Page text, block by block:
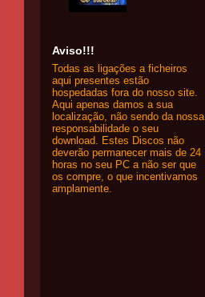
Aviso!!!
Todas as ligações a ficheiros
aqui presentes estão
hospedadas fora do nosso site.
Aqui apenas damos a sua
localização, não sendo da nossa
responsabilidade o seu
download. Estes Discos não
deverão permanecer mais de 24
horas no seu PC a não ser que
os compre, o que incentivamos
amplamente.